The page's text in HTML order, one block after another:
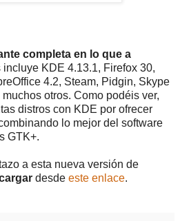
completa en lo que a
incluye KDE 4.13.1, Firefox 30,
4.2, Steam, Pidgin, Skype
otros. Como podéis ver,
distros con KDE por ofrecer
lo mejor del software
GTK+.
a esta nueva versión de
desde este enlace.